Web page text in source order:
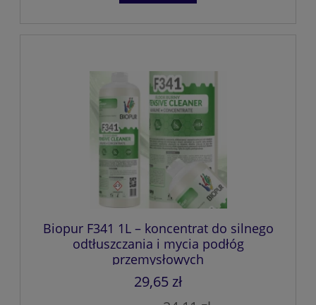
Biopur F341 1L – koncentrat do silnego
odtłuszczania i mycia podłóg
przemysłowych
29,65 zł